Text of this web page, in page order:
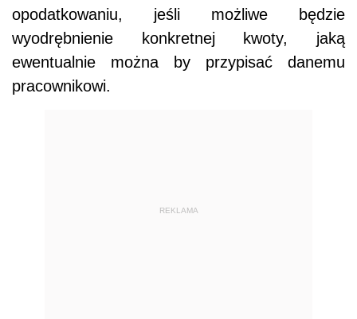
opodatkowaniu, jeśli możliwe będzie
wyodrębnienie konkretnej kwoty, jaką
ewentualnie można by przypisać danemu
pracownikowi.
REKLAMA